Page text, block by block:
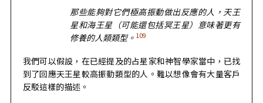
那些能夠對它們極高振動做出反應的人，天王
星和海王星（可能還包括冥王星）意味著更有
修養的人類類型。 109
我們可以假設，在已經提及的占星家和神智學家當中，已找
到了回應天王星較高振動類型的人。難以想像會有大量客戶
反駁這樣的描述。